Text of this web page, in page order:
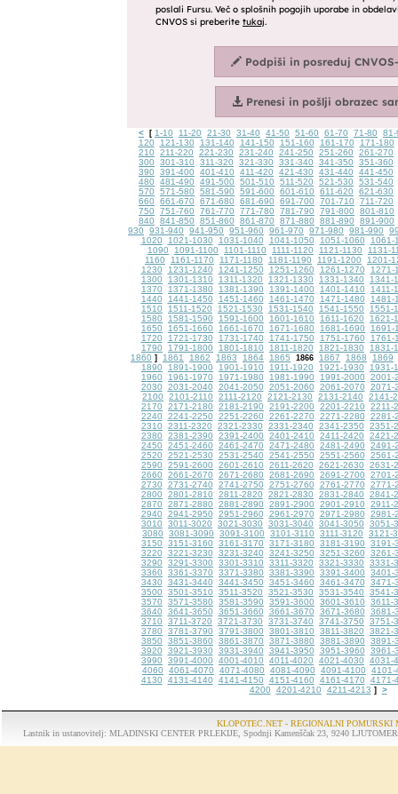
< [ 1-10 11-20 21-30 31-40 41-50 51-60 61-70 71-80
81-
120
121-130 131-140 141-150 151-160 161-170
171-180
210
211-220 221-230 231-240 241-250 251-260
261-270
300
301-310 311-320 321-330 331-340 341-350
351-360
390
391-400 401-410 411-420 421-430 431-440
441-450
480
481-490 491-500 501-510 511-520 521-530
531-540
570
571-580 581-590 591-600 601-610 611-620
621-630
660
661-670 671-680 681-690 691-700 701-710
711-720
750
751-760 761-770 771-780 781-790 791-800
801-810
840
841-850 851-860 861-870 871-880 881-890
891-900
930
931-940 941-950 951-960 961-970 971-980 981-990
1020
1021-1030 1031-1040 1041-1050 1051-1060
1061-
1090
1091-1100 1101-1110 1111-1120 1121-1130
1131-
1160
1161-1170 1171-1180 1181-1190 1191-1200
1201-
1230
1231-1240 1241-1250 1251-1260 1261-1270
1271-
1300
1301-1310 1311-1320 1321-1330 1331-1340
1341-
1370
1371-1380 1381-1390 1391-1400 1401-1410
1411-
1440
1441-1450 1451-1460 1461-1470 1471-1480
1481-
1510
1511-1520 1521-1530 1531-1540 1541-1550
1551-
1580
1581-1590 1591-1600 1601-1610 1611-1620
1621-
1650
1651-1660 1661-1670 1671-1680 1681-1690
1691-
1720
1721-1730 1731-1740 1741-1750 1751-1760
1761-
1790
1791-1800 1801-1810 1811-1820 1821-1830
1831-
1860 ] 1861 1862 1863 1864 1865 1866 1867 1868
1869
1890
1891-1900 1901-1910 1911-1920 1921-1930
1931-
1960
1961-1970 1971-1980 1981-1990 1991-2000
2001-
2030
2031-2040 2041-2050 2051-2060 2061-2070
2071-
2100
2101-2110 2111-2120 2121-2130 2131-2140
2141-
2170
2171-2180 2181-2190 2191-2200 2201-2210
2211-
2240
2241-2250 2251-2260 2261-2270 2271-2280
2281-
2310
2311-2320 2321-2330 2331-2340 2341-2350
2351-
2380
2381-2390 2391-2400 2401-2410 2411-2420
2421-
2450
2451-2460 2461-2470 2471-2480 2481-2490
2491-
2520
2521-2530 2531-2540 2541-2550 2551-2560
2561-
2590
2591-2600 2601-2610 2611-2620 2621-2630
2631-
2660
2661-2670 2671-2680 2681-2690 2691-2700
2701-
2730
2731-2740 2741-2750 2751-2760 2761-2770
2771-
2800
2801-2810 2811-2820 2821-2830 2831-2840
2841-
2870
2871-2880 2881-2890 2891-2900 2901-2910
2911-
2940
2941-2950 2951-2960 2961-2970 2971-2980
2981-
3010
3011-3020 3021-3030 3031-3040 3041-3050
3051-
3080
3081-3090 3091-3100 3101-3110 3111-3120
3121-
3150
3151-3160 3161-3170 3171-3180 3181-3190
3191-
3220
3221-3230 3231-3240 3241-3250 3251-3260
3261-
3290
3291-3300 3301-3310 3311-3320 3321-3330
3331-
3360
3361-3370 3371-3380 3381-3390 3391-3400
3401-
3430
3431-3440 3441-3450 3451-3460 3461-3470
3471-
3500
3501-3510 3511-3520 3521-3530 3531-3540
3541-
3570
3571-3580 3581-3590 3591-3600 3601-3610
3611-
3640
3641-3650 3651-3660 3661-3670 3671-3680
3681-
3710
3711-3720 3721-3730 3731-3740 3741-3750
3751-
3780
3781-3790 3791-3800 3801-3810 3811-3820
3821-
3850
3851-3860 3861-3870 3871-3880 3881-3890
3891-
3920
3921-3930 3931-3940 3941-3950 3951-3960
3961-
3990
3991-4000 4001-4010 4011-4020 4021-4030
4031-
4060
4061-4070 4071-4080 4081-4090 4091-4100
4101-
4130
4131-4140 4141-4150 4151-4160 4161-4170
4171-
4200
4201-4210 4211-4213 ] >
KLOPOTEC.NET - REGIONALNI POMURSKI
Lastnik in ustanovitelj: MLADINSKI CENTER PRLEKIJE, Spodnji Kamenščak 23, 9240